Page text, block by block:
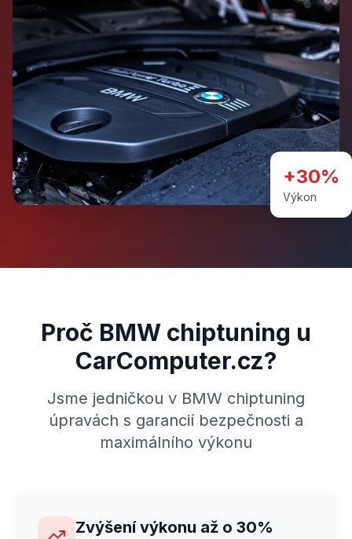
+30%
Výkon
Proč BMW chiptuning u
CarComputer.cz?
Jsme jedničkou v BMW chiptuning
úpravách s garancií bezpečnosti a
maximálního výkonu
Zvýšení výkonu až o 30%